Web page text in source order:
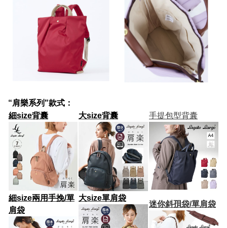
“肩樂系列"款式：
細size背囊
大size背囊 手提包型背囊
細size兩用手挽/單
肩袋
大size單肩袋
迷你斜孭袋/單肩袋